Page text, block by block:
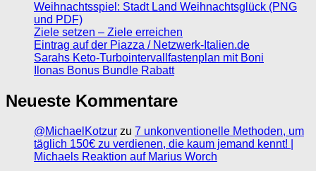
Weihnachtsspiel: Stadt Land Weihnachtsglück (PNG
und PDF)
Ziele setzen – Ziele erreichen
Eintrag auf der Piazza / Netzwerk-Italien.de
Sarahs Keto-Turbointervallfastenplan mit Boni
Ilonas Bonus Bundle Rabatt
Neueste Kommentare
@MichaelKotzur zu 7 unkonventionelle Methoden, um
täglich 150€ zu verdienen, die kaum jemand kennt! |
Michaels Reaktion auf Marius Worch